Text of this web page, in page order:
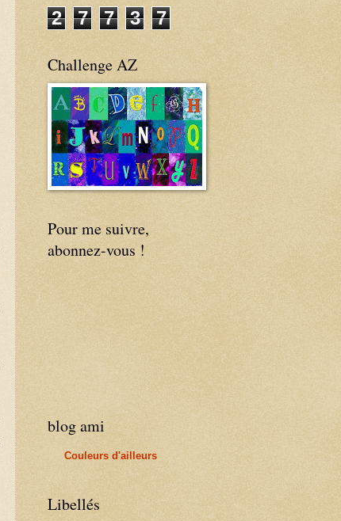
2
7 7 3 7
Challenge AZ
Pour me suivre,
abonnez-vous !
blog ami
Couleurs d'ailleurs
Libellés